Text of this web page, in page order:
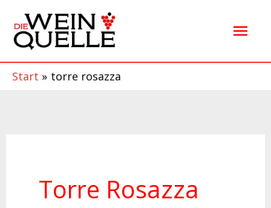
Inhalt
springen
Start torre rosazza
Torre Rosazza